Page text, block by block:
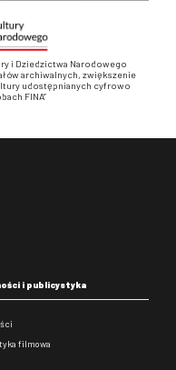
i Dziedzictwa Narodowego
archiwalnych, zwiększenie
udostępnianych cyfrowo
FINA”
i publicystyka
filmowa